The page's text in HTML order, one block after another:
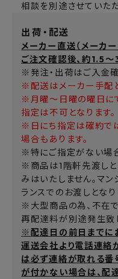
相談を別途させていただ
出荷・配送
メーカー直送（メーカー
ご注文確認後、約1.5～
※発注・出荷はご入金
※配送はメーカー手配
※月曜～日曜の曜日に
指定は不可となります。
※日にち指定は確約で
場合もあります。
※特にご指定がない場
※商品は1階軒先渡しと
みはいたしません。マ
ランスでのお渡しとなり
※大型商品の為、不在
再配達料が別途発生致
※配達日の前日までに
運送会社より電話連絡
は必ず連絡が取れる番
が付かない場合は、配